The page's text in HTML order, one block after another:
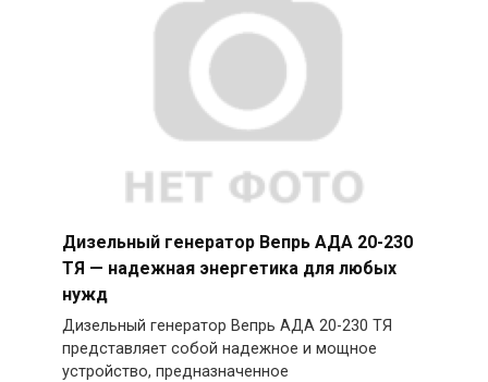
Дизельный генератор Вепрь АДА 20-230
ТЯ — надежная энергетика для любых
нужд
Дизельный генератор Вепрь АДА 20-230 ТЯ
представляет собой надежное и мощное
устройство, предназначенное